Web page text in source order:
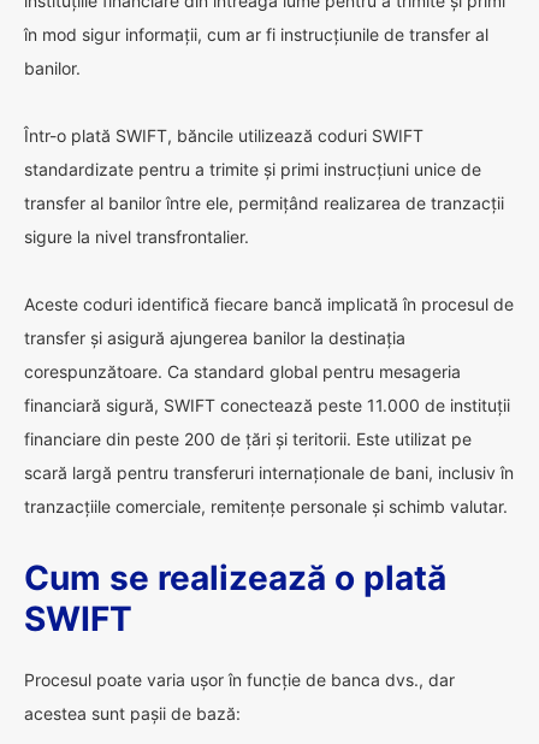
în mod sigur informații, cum ar fi instrucțiunile de transfer al
banilor.
Într-o plată SWIFT, băncile utilizează coduri SWIFT
standardizate pentru a trimite și primi instrucțiuni unice de
transfer al banilor între ele, permițând realizarea de tranzacții
sigure la nivel transfrontalier.
Aceste coduri identifică fiecare bancă implicată în procesul de
transfer și asigură ajungerea banilor la destinația
corespunzătoare. Ca standard global pentru mesageria
financiară sigură, SWIFT conectează peste 11.000 de instituții
financiare din peste 200 de țări și teritorii. Este utilizat pe
scară largă pentru transferuri internaționale de bani, inclusiv în
tranzacțiile comerciale, remitențe personale și schimb valutar.
Cum se realizează o plată
SWIFT
Procesul poate varia ușor în funcție de banca dvs., dar
acestea sunt pașii de bază: